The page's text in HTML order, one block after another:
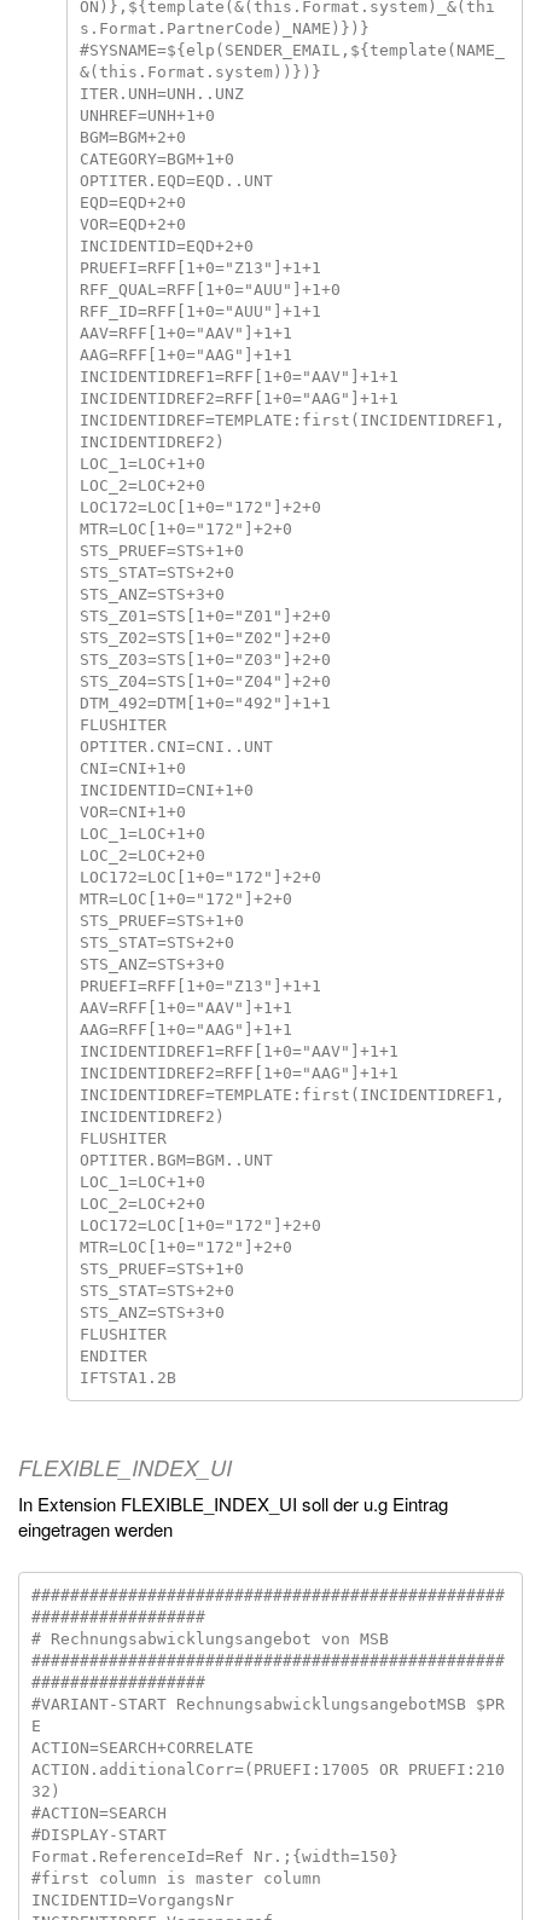
ON)},${template(&(this.Format.system)_&(thi
s.Format.PartnerCode)_NAME)})}
#SYSNAME=${elp(SENDER_EMAIL,${template(NAME_
&(this.Format.system))})}
ITER.UNH=UNH..UNZ
UNHREF=UNH+1+0
BGM=BGM+2+0
CATEGORY=BGM+1+0
OPTITER.EQD=EQD..UNT
EQD=EQD+2+0
VOR=EQD+2+0
INCIDENTID=EQD+2+0
PRUEFI=RFF[1+0="Z13"]+1+1
RFF_QUAL=RFF[1+0="AUU"]+1+0
RFF_ID=RFF[1+0="AUU"]+1+1
AAV=RFF[1+0="AAV"]+1+1
AAG=RFF[1+0="AAG"]+1+1
INCIDENTIDREF1=RFF[1+0="AAV"]+1+1
INCIDENTIDREF2=RFF[1+0="AAG"]+1+1
INCIDENTIDREF=TEMPLATE:first(INCIDENTIDREF1,
INCIDENTIDREF2)
LOC_1=LOC+1+0
LOC_2=LOC+2+0
LOC172=LOC[1+0="172"]+2+0
MTR=LOC[1+0="172"]+2+0
STS_PRUEF=STS+1+0
STS_STAT=STS+2+0
STS_ANZ=STS+3+0
STS_Z01=STS[1+0="Z01"]+2+0
STS_Z02=STS[1+0="Z02"]+2+0
STS_Z03=STS[1+0="Z03"]+2+0
STS_Z04=STS[1+0="Z04"]+2+0
DTM_492=DTM[1+0="492"]+1+1
FLUSHITER
OPTITER.CNI=CNI..UNT
CNI=CNI+1+0
INCIDENTID=CNI+1+0
VOR=CNI+1+0
LOC_1=LOC+1+0
LOC_2=LOC+2+0
LOC172=LOC[1+0="172"]+2+0
MTR=LOC[1+0="172"]+2+0
STS_PRUEF=STS+1+0
STS_STAT=STS+2+0
STS_ANZ=STS+3+0
PRUEFI=RFF[1+0="Z13"]+1+1
AAV=RFF[1+0="AAV"]+1+1
AAG=RFF[1+0="AAG"]+1+1
INCIDENTIDREF1=RFF[1+0="AAV"]+1+1
INCIDENTIDREF2=RFF[1+0="AAG"]+1+1
INCIDENTIDREF=TEMPLATE:first(INCIDENTIDREF1,
INCIDENTIDREF2)
FLUSHITER
OPTITER.BGM=BGM..UNT
LOC_1=LOC+1+0
LOC_2=LOC+2+0
LOC172=LOC[1+0="172"]+2+0
MTR=LOC[1+0="172"]+2+0
STS_PRUEF=STS+1+0
STS_STAT=STS+2+0
STS_ANZ=STS+3+0
FLUSHITER
ENDITER
FLEXIBLE_INDEX_UI
In Extension FLEXIBLE_INDEX_UI soll der u.g Eintrag
eingetragen werden
#################################################
##################
# Rechnungsabwicklungsangebot von MSB
#################################################
##################
#VARIANT-START RechnungsabwicklungsangebotMSB $PR
E
ACTION=SEARCH+CORRELATE
ACTION.additionalCorr=(PRUEFI:17005 OR PRUEFI:210
32)
#ACTION=SEARCH
#DISPLAY-START
Format.ReferenceId=Ref Nr.;{width=150}
#first column is master column
INCIDENTID=VorgangsNr